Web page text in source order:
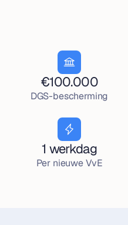
€100.000
DGS-bescherming
1 werkdag
Per nieuwe VvE